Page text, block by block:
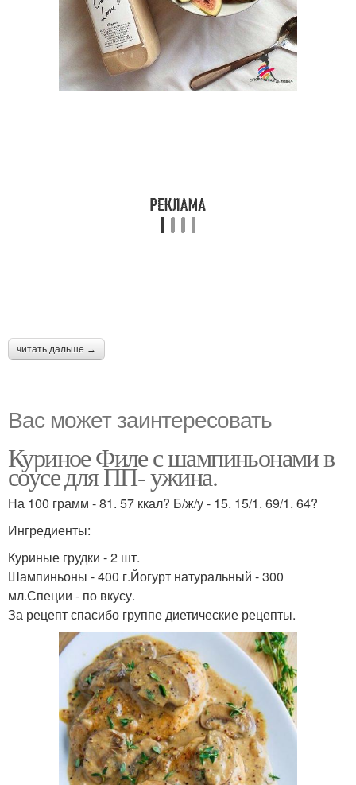
читать дальше →
Вас может заинтересовать
Куриное Филе с шампиньонами в
соусе для ПП- ужина.
На 100 грамм - 81. 57 ккал? Б/ж/у - 15. 15/1. 69/1. 64?
Ингредиенты:
Куриные грудки - 2 шт.
Шампиньоны - 400 г.Йогурт натуральный - 300
мл.Специи - по вкусу.
За рецепт спасибо группе диетические рецепты.